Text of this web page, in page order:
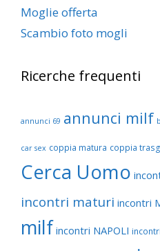
Moglie offerta
Scambio foto mogli
Ricerche frequenti
annunci 69 annunci milf
car sex coppia matura coppia
Cerca Uomo
incontri maturi incontri
milf incontri NAPOLI